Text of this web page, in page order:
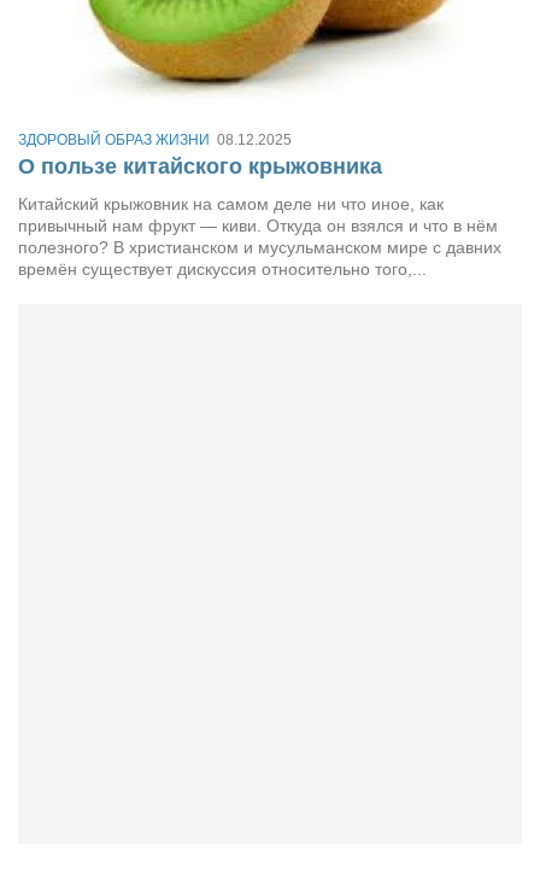
ЗДОРОВЫЙ ОБРАЗ ЖИЗНИ 08.12.2025
О пользе китайского крыжовника
Китайский крыжовник на самом деле ни что иное, как
привычный нам фрукт — киви. Откуда он взялся и что в нём
полезного? В христианском и мусульманском мире с давних
времён существует дискуссия относительно того,...